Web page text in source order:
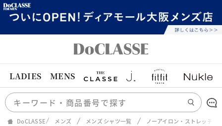
LADIES MENS
DoCLASSE メンズ メンズ シャツ一覧 ノーアイロン・ストレッチシ